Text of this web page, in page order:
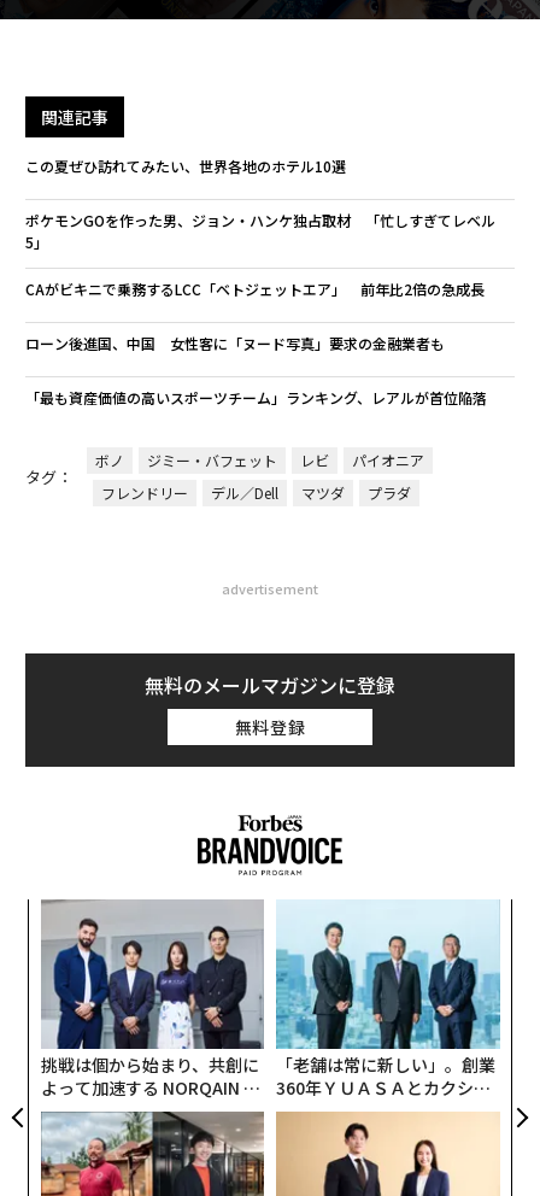
関連記事
この夏ぜひ訪れてみたい、世界各地のホテル10選
ポケモンGOを作った男、ジョン・ハンケ独占取材 「忙しすぎてレベル
5」
CAがビキニで乗務するLCC「ベトジェットエア」 前年比2倍の急成長
ローン後進国、中国 女性客に「ヌード写真」要求の金融業者も
「最も資産価値の高いスポーツチーム」ランキング、レアルが首位陥落
タグ：
ボノ ジミー・バフェット レビ
パイオニア
フレンドリー
デル／Dell マツダ プラダ
advertisement
無料のメールマガジンに登録
無料登録
挑戦は個から始まり、共創に
よって加速する NORQAIN JA
PAN 特別座談会
「老舗は常に新しい」。創業
360年ＹＵＡＳＡとカクシン
CEO田尻望が語る、AIを超え
る人の価値